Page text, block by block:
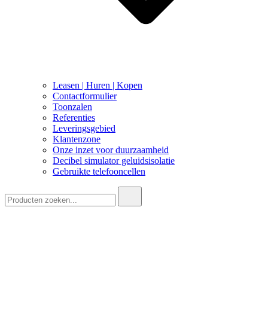
Leasen | Huren | Kopen
Contactformulier
Toonzalen
Referenties
Leveringsgebied
Klantenzone
Onze inzet voor duurzaamheid
Decibel simulator geluidsisolatie
Gebruikte telefooncellen